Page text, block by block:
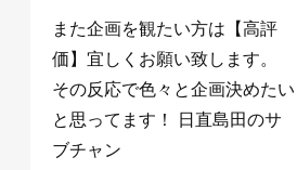
また企画を観たい方は【高評
価】宜しくお願い致します。
その反応で色々と企画決めたい
と思ってます！ 日直島田のサ
ブチャン